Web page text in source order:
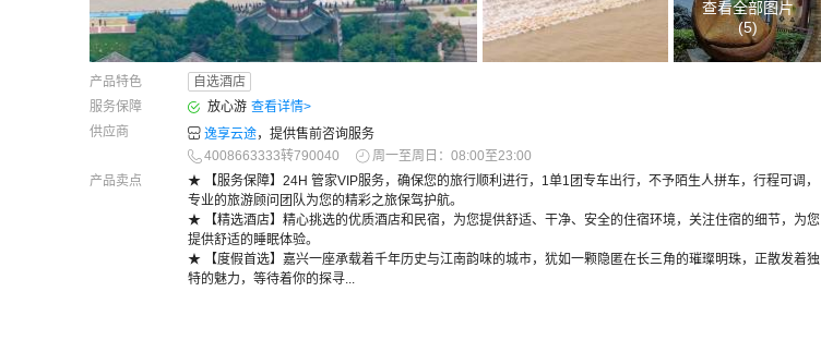
查看全部图片
(5)
产品特色
自选酒店
服务保障
放心游 查看详情>
供应商
逸享云途，提供售前咨询服务
4008663333转790040
周一至周日：08:00至23:00
产品卖点
★ 【服务保障】24H 管家VIP服务，确保您的旅行顺利进行，1单1团专车出行，不予陌生人拼车，行程可调，
专业的旅游顾问团队为您的精彩之旅保驾护航。
★ 【精选酒店】精心挑选的优质酒店和民宿，为您提供舒适、干净、安全的住宿环境，关注住宿的细节，为您
提供舒适的睡眠体验。
★ 【度假首选】嘉兴一座承载着千年历史与江南韵味的城市，犹如一颗隐匿在长三角的璀璨明珠，正散发着独
特的魅力，等待着你的探寻...